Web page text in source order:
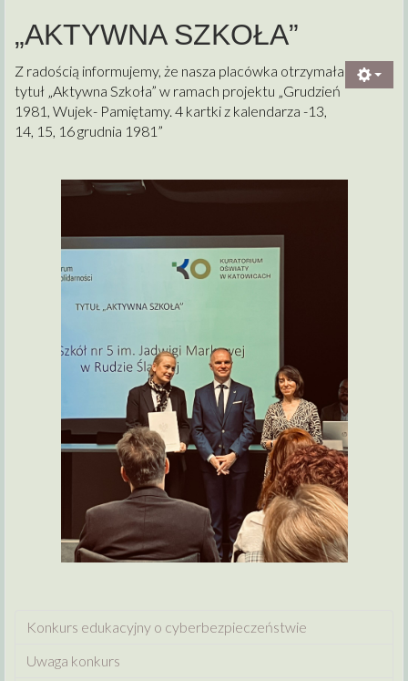
„AKTYWNA SZKOŁA”
Z radością informujemy, że nasza placówka otrzymała
tytuł „Aktywna Szkoła” w ramach projektu „Grudzień
1981, Wujek- Pamiętamy. 4 kartki z kalendarza -13,
14, 15, 16 grudnia 1981”
Konkurs edukacyjny o cyberbezpieczeństwie
Uwaga konkurs